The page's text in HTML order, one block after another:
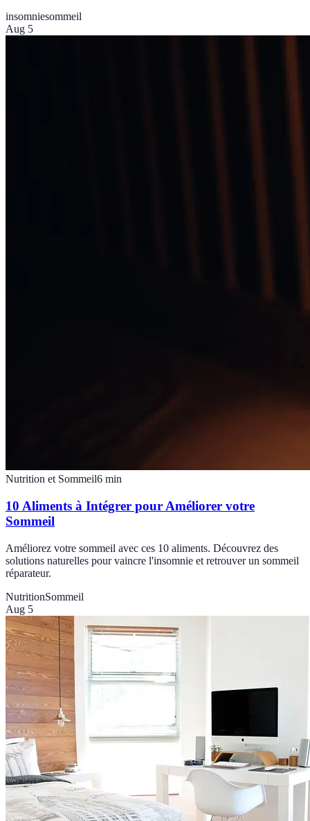
insomniesommeil
Aug 5
Nutrition et Sommeil6 min
10 Aliments à Intégrer pour Améliorer votre
Sommeil
Améliorez votre sommeil avec ces 10 aliments. Découvrez des
solutions naturelles pour vaincre l'insomnie et retrouver un sommeil
réparateur.
NutritionSommeil
Aug 5